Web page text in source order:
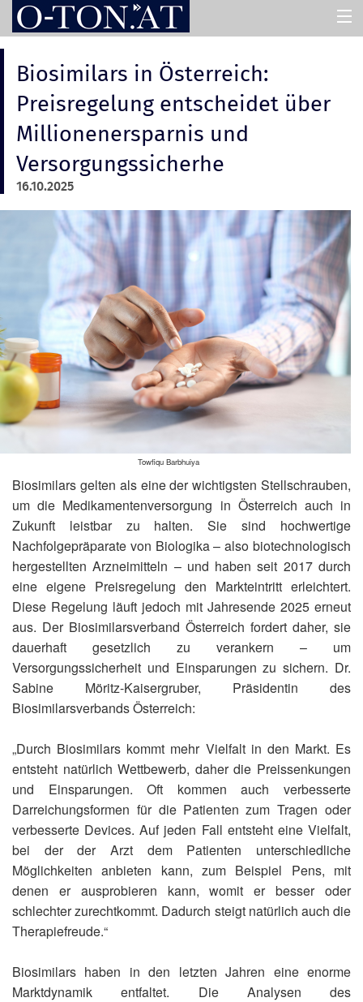
PRESSEMAPPEN
ASSISTENT
ÜBER UNS
Biosimilars in Österreich:
Preisregelung entscheidet über
Millionenersparnis und
Versorgungssicherhe
16.10.2025
Towfiqu Barbhuiya
Biosimilars gelten als eine der wichtigsten Stellschrauben,
um die Medikamentenversorgung in Österreich auch in
Zukunft leistbar zu halten. Sie sind hochwertige
Nachfolgepräparate von Biologika – also biotechnologisch
hergestellten Arzneimitteln – und haben seit 2017 durch
eine eigene Preisregelung den Markteintritt erleichtert.
Diese Regelung läuft jedoch mit Jahresende 2025 erneut
aus. Der Biosimilarsverband Österreich fordert daher, sie
dauerhaft gesetzlich zu verankern – um
Versorgungssicherheit und Einsparungen zu sichern. Dr.
Sabine Möritz-Kaisergruber, Präsidentin des
Biosimilarsverbands Österreich:
„Durch Biosimilars kommt mehr Vielfalt in den Markt. Es
entsteht natürlich Wettbewerb, daher die Preissenkungen
und Einsparungen. Oft kommen auch verbesserte
Darreichungsformen für die Patienten zum Tragen oder
verbesserte Devices. Auf jeden Fall entsteht eine Vielfalt,
bei der der Arzt dem Patienten unterschiedliche
Möglichkeiten anbieten kann, zum Beispiel Pens, mit
denen er ausprobieren kann, womit er besser oder
schlechter zurechtkommt. Dadurch steigt natürlich auch die
Therapiefreude.“
Biosimilars haben in den letzten Jahren eine enorme
Marktdynamik entfaltet. Die Analysen des